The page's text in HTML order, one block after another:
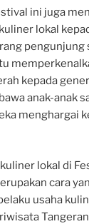
ini juga
lokal
pengunjung
kepada
anak-anak
menghargai
lokal di
cara
usaha